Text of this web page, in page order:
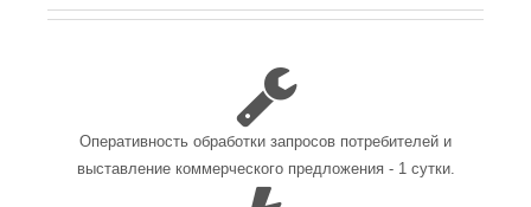
Оперативность обработки запросов потребителей и
выставление коммерческого предложения - 1 сутки.